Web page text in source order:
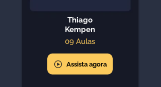
Thiago
Kempen
09 Aulas
Assista agora